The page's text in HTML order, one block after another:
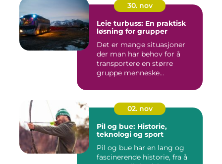
30. nov
Leie turbuss: En praktisk
løsning for grupper
Det er mange situasjoner
der man har behov for å
transportere en større
gruppe menneske...
02. nov
Pil og bue: Historie,
teknologi og sport
Pil og bue har en lang og
fascinerende historie, fra å